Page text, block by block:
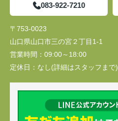
083-922-7210
〒753-0023
山口県山口市三の宮２丁目1-1
営業時間： 09:00～18:00
定休日： なし(詳細はスタッフまで)